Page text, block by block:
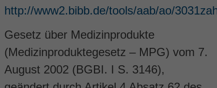
http://www2.bibb.de/tools/aab/ao/
Gesetz über Medizinprodukte
(Medizinproduktegesetz – MPG) vom 7.
August 2002 (BGBI. I S. 3146),